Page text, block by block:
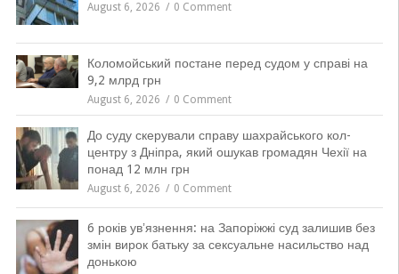
August 6, 2026 0 Comment
Коломойський постане перед судом у справі на
9,2 млрд грн
August 6, 2026 0 Comment
До суду скерували справу шахрайського кол-
центру з Дніпра, який ошукав громадян Чехії на
понад 12 млн грн
August 6, 2026 0 Comment
6 років увʼязнення: на Запоріжжі суд залишив без
змін вирок батьку за сексуальне насильство над
донькою